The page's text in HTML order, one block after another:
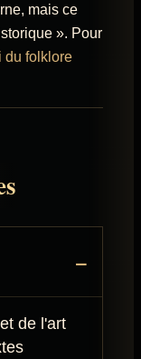
mais ce
». Pour
du folklore
de l'art